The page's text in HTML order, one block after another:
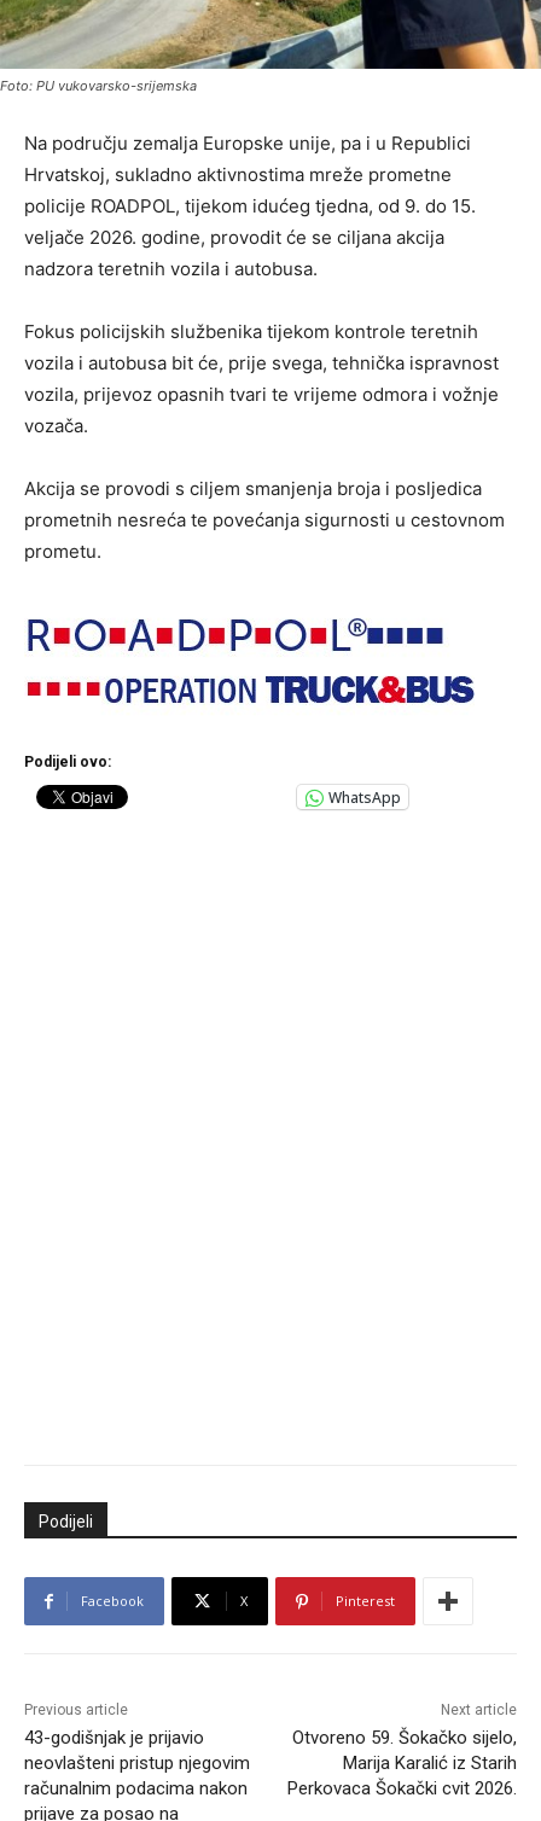
Foto: PU vukovarsko-srijemska
Na području zemalja Europske unije, pa i u Republici
Hrvatskoj, sukladno aktivnostima mreže prometne
policije ROADPOL, tijekom idućeg tjedna, od 9. do 15.
veljače 2026. godine, provodit će se ciljana akcija
nadzora teretnih vozila i autobusa.
Fokus policijskih službenika tijekom kontrole teretnih
vozila i autobusa bit će, prije svega, tehnička ispravnost
vozila, prijevoz opasnih tvari te vrijeme odmora i vožnje
vozača.
Akcija se provodi s ciljem smanjenja broja i posljedica
prometnih nesreća te povećanja sigurnosti u cestovnom
prometu.
Podijeli ovo:
WhatsApp
Podijeli
Facebook X Pinterest
Previous article
43-godišnjak je prijavio
neovlašteni pristup njegovim
računalnim podacima nakon
prijave za posao na
Next article
Otvoreno 59. Šokačko sijelo,
Marija Karalić iz Starih
Perkovaca Šokački cvit 2026.